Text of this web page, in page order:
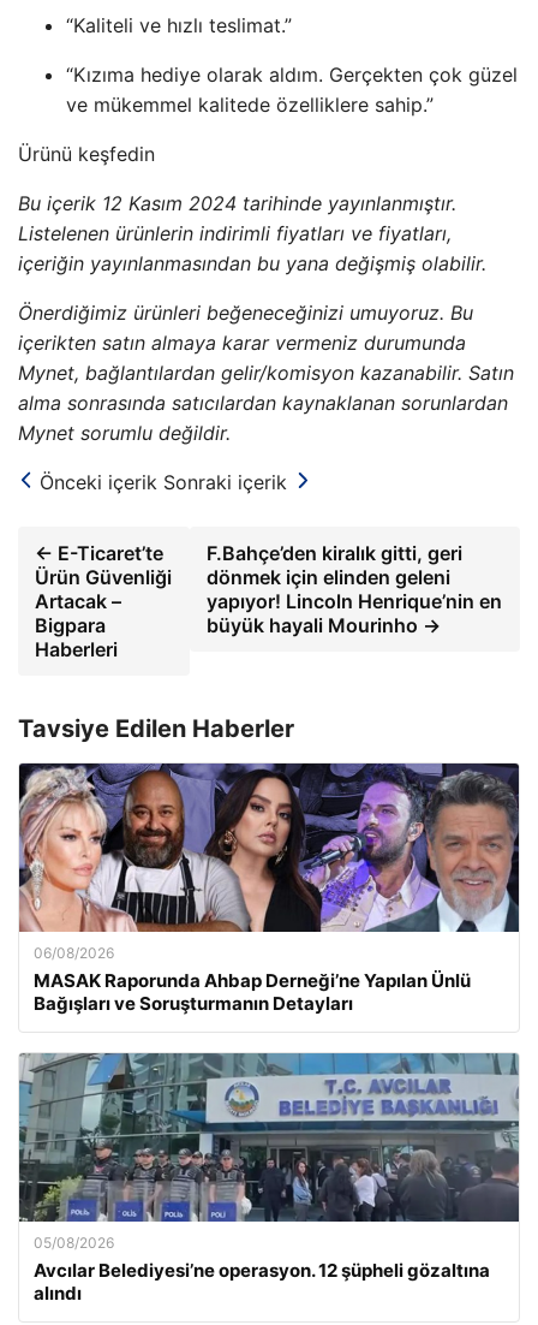
“Kaliteli ve hızlı teslimat.”
“Kızıma hediye olarak aldım. Gerçekten çok güzel
ve mükemmel kalitede özelliklere sahip.”
Ürünü keşfedin
Bu içerik 12 Kasım 2024 tarihinde yayınlanmıştır.
Listelenen ürünlerin indirimli fiyatları ve fiyatları,
içeriğin yayınlanmasından bu yana değişmiş olabilir.
Önerdiğimiz ürünleri beğeneceğinizi umuyoruz. Bu
içerikten satın almaya karar vermeniz durumunda
Mynet, bağlantılardan gelir/komisyon kazanabilir. Satın
alma sonrasında satıcılardan kaynaklanan sorunlardan
Mynet sorumlu değildir.
Önceki içerik Sonraki içerik
← E-Ticaret’te
Ürün Güvenliği
Artacak –
Bigpara
Haberleri
F.Bahçe’den kiralık gitti, geri
dönmek için elinden geleni
yapıyor! Lincoln Henrique’nin en
büyük hayali Mourinho →
Tavsiye Edilen Haberler
06/08/2026
MASAK Raporunda Ahbap Derneği’ne Yapılan Ünlü
Bağışları ve Soruşturmanın Detayları
05/08/2026
Avcılar Belediyesi’ne operasyon. 12 şüpheli gözaltına
alındı